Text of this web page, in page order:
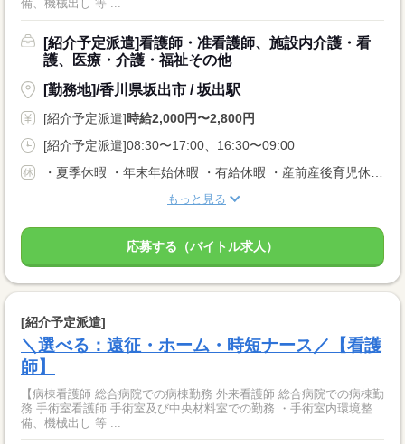
備、機械出し 等 ...
[紹介予定派遣]看護師・准看護師、施設内介護・看
護、医療・介護・福祉その他
[勤務地]/香川県坂出市 / 坂出駅
[紹介予定派遣]時給2,000円〜2,800円
[紹介予定派遣]08:30〜17:00、16:30〜09:00
もっと見る
応募する（バイトル求人）
[紹介予定派遣]
＼選べる：遠征・ホーム・時短ナース／【看護
師】
【病棟看護師 総合病院での病棟勤務 外来看護師 総合病院での病棟勤
務 手術室看護師 手術室及び中央材料室での勤務 ・手術室内環境整
備、機械出し 等 ...